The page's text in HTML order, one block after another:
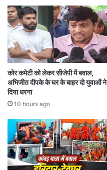
रे
,
भी
ड़
में
दि
खे
पो
स्ट
र
ई
न
ई
यो
ज
ना
शु
रू
न
हीं
:
प
क
बै
कोर कमेटी को लेकर सीजेपी में बवाल,
अभिजीत दीपके के घर के बाहर दो युवाओं ने
दिया धरना
10 hours ago